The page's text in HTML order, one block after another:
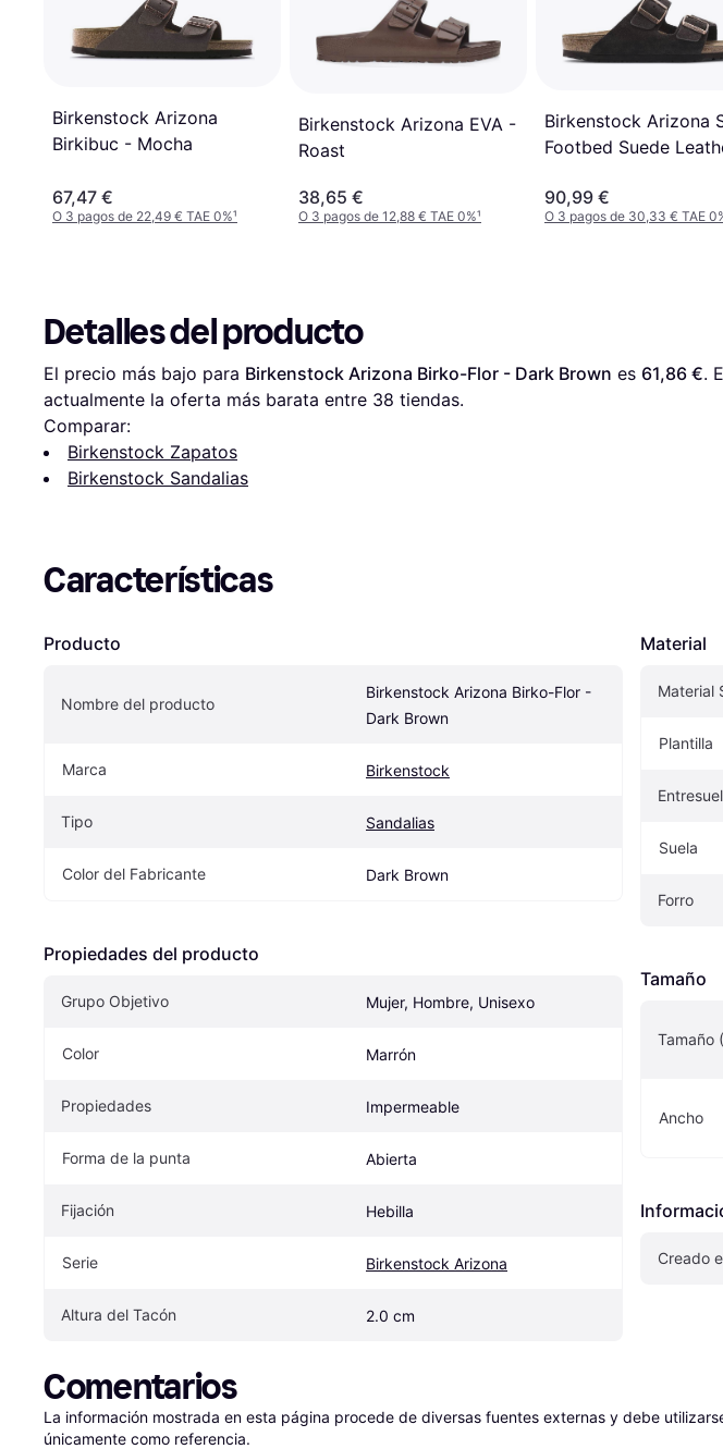
Birkenstock Arizona
Birkibuc - Mocha
67,47 €
O 3 pagos de 22,49 € TAE 0%¹
Birkenstock Arizona EVA -
Roast
38,65 €
O 3 pagos de 12,88 € TAE 0%¹
Birkenstock Arizona
Footbed Suede
90,99 €
O 3 pagos de 30,33 € TAE
Detalles del producto
El precio más bajo para Birkenstock Arizona Birko-Flor - Dark Brown es 61,86 €.
actualmente la oferta más barata entre 38 tiendas.
Comparar:
Birkenstock Zapatos
Birkenstock Sandalias
Características
Producto
Nombre del producto
Birkenstock Arizona Birko-Flor -
Dark Brown
Marca Birkenstock
Tipo Sandalias
Color del Fabricante Dark Brown
Propiedades del producto
Grupo Objetivo Mujer, Hombre, Unisexo
Color Marrón
Propiedades Impermeable
Forma de la punta Abierta
Fijación Hebilla
Serie Birkenstock Arizona
Altura del Tacón 2.0 cm
Material
Material
Plantilla
Suela
Forro
Tamaño
Tamaño
Ancho
Creado
Comentarios
La información mostrada en esta página procede de diversas fuentes externas y debe
únicamente como referencia.